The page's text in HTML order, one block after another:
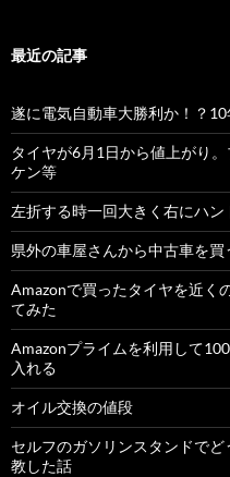
最近の記事
遂に電気自動車大勝利か！？
タイヤが6月1日から値上がり
ケン等
左折する時一回大きく右にハ
県外の車屋さんから中古車を
Amazonで買ったタイヤを近く
てみた
Amazonプライムを利用して
入れる
オイル交換の値段
セルフのガソリンスタンドで
教した話